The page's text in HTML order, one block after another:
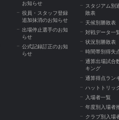
お知らせ
役員・スタッフ登録
追加抹消のお知らせ
出場停止選手のお知
らせ
公式記録訂正のお知
らせ
スタジアム別
敗表
天候別勝敗表
対戦データ一
状況別勝敗表
時間帯別得失
通算出場試合
キング
通算得点ラン
ハットトリッ
入場者一覧
年度別入場者
クラブ別入場